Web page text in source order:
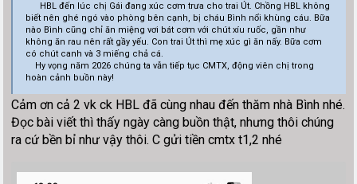
HBL đến lúc chị Gái đang xúc cơm trưa cho trai Út. Chồng HBL không
biết nên ghé ngó vào phòng bên cạnh, bị cháu Bình nổi khùng cáu. Bữa
nào Bình cũng chỉ ăn miệng vơi bát cơm với chút xíu ruốc, gần như
không ăn rau nên rất gầy yếu. Con trai Út thì mẹ xúc gì ăn nấy. Bữa cơm
có chút canh và 3 miếng chả cá.
Hy vọng năm 2026 chúng ta vẫn tiếp tục CMTX, động viên chị trong
hoàn cảnh buồn này!
Cảm ơn cả 2 vk ck HBL đã cùng nhau đến thăm nhà Bình nhé.
Đọc bài viết thì thấy ngày càng buồn thật, nhưng thôi chúng
ra cứ bền bỉ như vậy thôi. C gửi tiền cmtx t1,2 nhé